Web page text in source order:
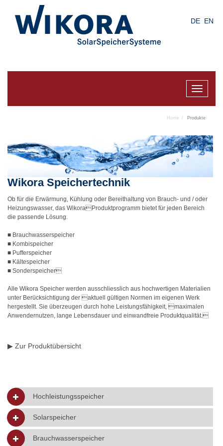
DE EN
Toggle
Home Produkte
Wikora Speichertechnik
Ob für die Erwärmung, Kühlung oder Bereithaltung von Brauch- und / oder
Heizungswasser, das WikoraProduktprogramm bietet für jeden Bereich
die passende Lösung.
■ Brauchwasserspeicher
■ Kombispeicher
■ Pufferspeicher
■ Kältespeicher
■ Sonderspeicher
Alle Wikora Speicher werden ausschliesslich aus hochwertigen Materialien
unter Berücksichtigung der aktuell gültigen Normen im eigenen Werk
hergestellt. Sie überzeugen durch hohe Leistungsfähigkeit, maximalen
Anwendernutzen, lange Lebensdauer und einwandfreie Produktqualität.
▶ Zur Produktübersicht
Hochleistungsspeicher
Solarspeicher
Brauchwasserspeicher